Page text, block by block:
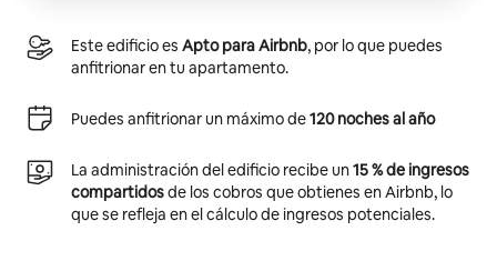
Este edificio es Apto para Airbnb, por lo que puedes
anfitrionar en tu apartamento.
Puedes anfitrionar un máximo de120 noches al año
La administración del edificio recibe un15 % de ingresos
compartidosde los cobros que obtienes en Airbnb, lo
que se refleja en el cálculo de ingresos potenciales.